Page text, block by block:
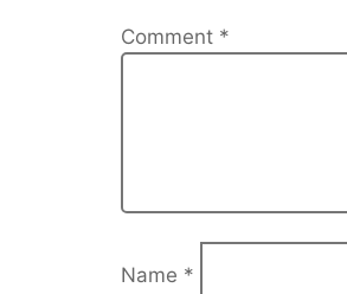
Comment *
Name *